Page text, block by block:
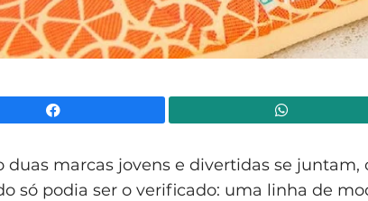
duas marcas jovens e divertidas se juntam,
só podia ser o verificado: uma linha de